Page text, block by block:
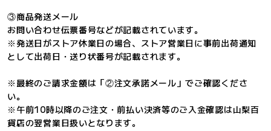
③商品発送メール
お問い合わせ伝票番号などが記載されています。
※発送日がストア休業日の場合、ストア営業日に事前出荷通知
として出荷日・送り状番号が記載されます。
※最終のご請求金額は「②注文承諾メール」でご確認くださ
い。
※午前10時以降のご注文・前払い決済等のご入金確認は山梨百
貨店の翌営業日扱いとなります。